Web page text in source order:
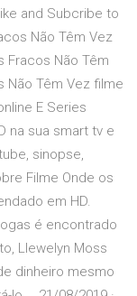
and Subcribe to
Não Têm Vez
Fracos Não Têm
Não Têm Vez filme
E Series
na sua smart tv e
sinopse,
Filme Onde os
em HD.
é encontrado
Llewelyn Moss
dinheiro mesmo